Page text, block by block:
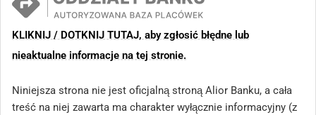
KLIKNIJ / DOTKNIJ TUTAJ, aby zgłosić błędne lub
nieaktualne informacje na tej stronie.
Niniejsza strona nie jest oficjalną stroną Alior Banku, a cała
treść na niej zawarta ma charakter wyłącznie informacyjny (z